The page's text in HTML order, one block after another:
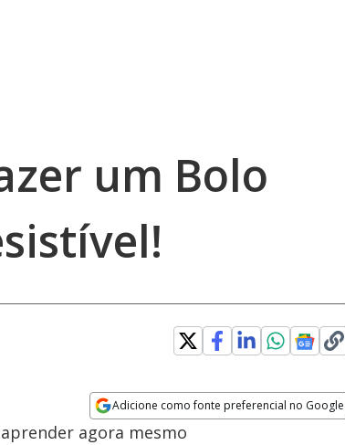
um Bolo
Adicione como fonte preferencial no Google
Opens in new window
agora mesmo